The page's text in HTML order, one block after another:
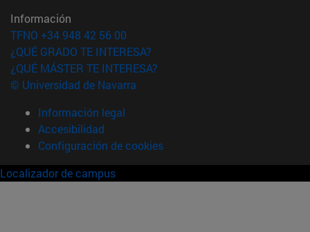
Información
TFNO +34 948 42 56 00
¿QUÉ GRADO TE INTERESA?
¿QUÉ MÁSTER TE INTERESA?
© Universidad de Navarra
Información legal
Accesibilidad
Configuración de cookies
Localizador de campus